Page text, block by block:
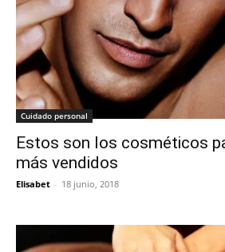
Cuidado personal
Estos son los cosméticos
más vendidos
Elisabet - 18 junio, 2018